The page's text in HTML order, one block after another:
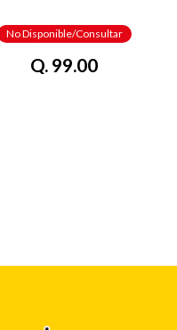
No Disponible/Consultar
Q. 99.00